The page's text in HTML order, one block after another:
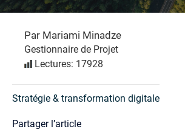
Par Mariami Minadze
Gestionnaire de Projet
Lectures: 17928
Stratégie & transformation digitale
Partager l’article